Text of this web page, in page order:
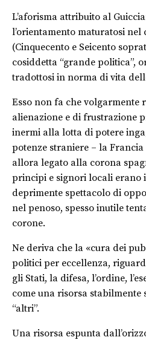
L’aforisma attribuito al
l’orientamento maturatosi nel
(Cinquecento e Seicento
cosiddetta “grande politica”,
tradottosi in norma di vita
Esso non fa che volgarmente
alienazione e di frustrazione
inermi alla lotta di potere
potenze straniere – la
allora legato alla corona
principi e signori locali erano
deprimente spettacolo di
nel penoso, spesso inutile
corone.
Ne deriva che la «cura dei
politici per eccellenza,
gli Stati, la difesa, l’ordine,
come una risorsa stabilmente
“altri”.
Una risorsa espunta